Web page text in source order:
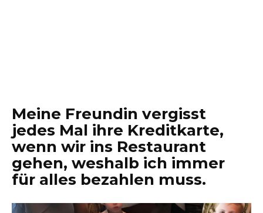
Meine Freundin vergisst
jedes Mal ihre Kreditkarte,
wenn wir ins Restaurant
gehen, weshalb ich immer
für alles bezahlen muss.